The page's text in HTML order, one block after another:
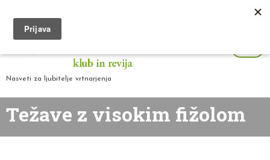
Nasveti za ljubitelje vrtnarjenja
Težave z visokim fižolom